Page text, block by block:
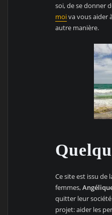
soi, de se donner
moiva vous aider
autre manière.
Ce site est issu de
femmes,
quitter leur
projet: aider les